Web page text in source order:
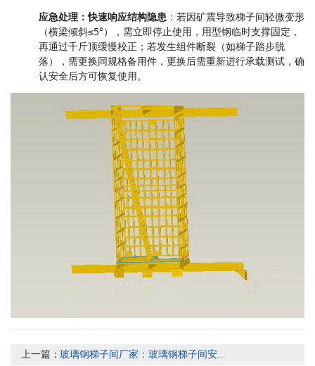
应急处理：快速响应结构隐患 ：若因矿震导致梯子间轻微变形
（横梁倾斜≤5°），需立即停止使用，用型钢临时支撑固定，
再通过千斤顶缓慢校正；若发生组件断裂（如梯子踏步脱
落），需更换同规格备用件，更换后需重新进行承载测试，确
认安全后方可恢复使用。
上一篇：玻璃钢梯子间厂家：玻璃钢梯子间安...